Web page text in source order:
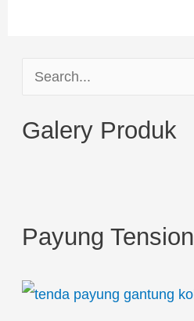
a
f
o
Galery Produk
Payung Tension